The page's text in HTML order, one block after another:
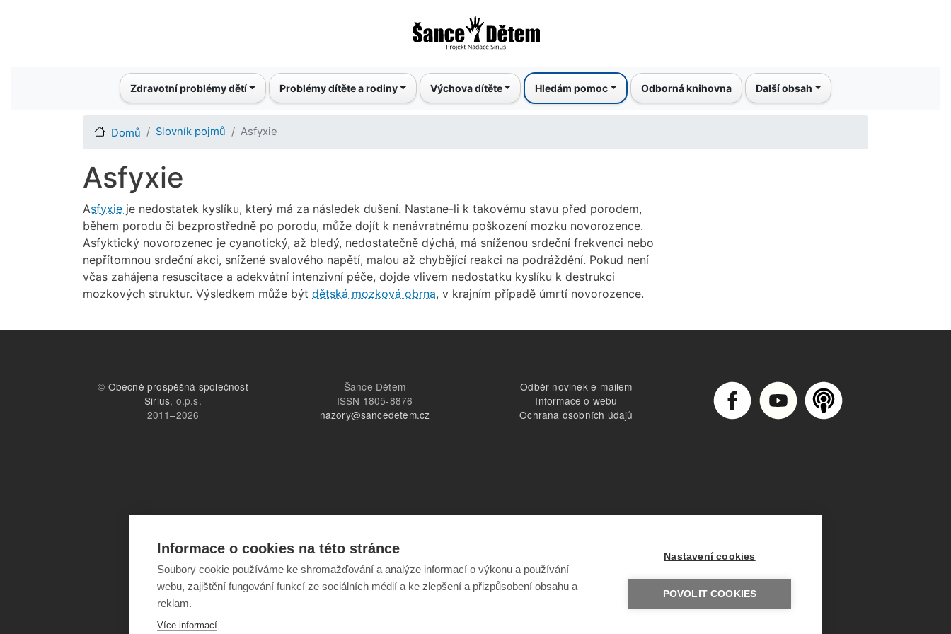
k
hlavnímu
Main navigationZdravotní problémy dětí Problémy dítěte a rodiny Výchova dítěte Hledám pomoc Odborná knihovna Další obsah
Domů Slovník pojmů Asfyxie
Asfyxie
Asfyxie je nedostatek kyslíku, který má za následek dušení. Nastane-li k takovému stavu před porodem,
během porodu či bezprostředně po porodu, může dojít k nenávratnému poškození mozku novorozence.
Asfyktický novorozenec je cyanotický, až bledý, nedostatečně dýchá, má sníženou srdeční frekvenci nebo
nepřítomnou srdeční akci, snížené svalového napětí, malou až chybějící reakci na podráždění. Pokud není
včas zahájena resuscitace a adekvátní intenzivní péče, dojde vlivem nedostatku kyslíku k destrukci
mozkových struktur. Výsledkem může být dětská mozková obrna, v krajním případě úmrtí novorozence.
© Obecně prospěšná společnost
Sirius, o.p.s.
2011–2026
Šance Dětem
ISSN 1805-8876
nazory@sancedetem.cz
Odběr novinek e-mailem
Informace o webu
Ochrana osobních údajů
Informace o cookies na této stránce
Soubory cookie používáme ke shromažďování a analýze informací o výkonu a používání
webu, zajištění fungování funkcí ze sociálních médií a ke zlepšení a přizpůsobení obsahu a
reklam.
Více informací
Nastavení cookies
POVOLIT COOKIES